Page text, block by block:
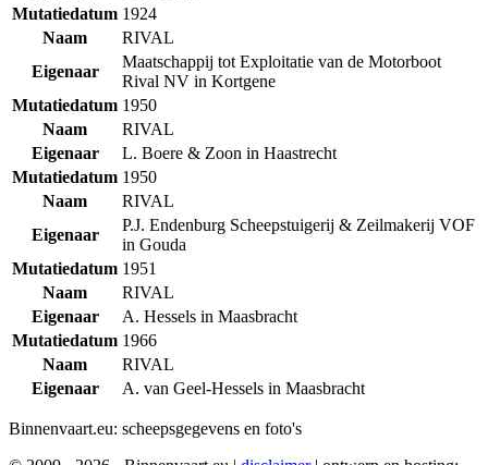
Mutatiedatum 1924
Naam
RIVAL
Eigenaar
Maatschappij tot Exploitatie van de Motorboot
Rival NV in Kortgene
Mutatiedatum 1950
Naam
RIVAL
Eigenaar
L. Boere & Zoon in Haastrecht
Mutatiedatum 1950
Naam
RIVAL
Eigenaar
P.J. Endenburg Scheepstuigerij & Zeilmakerij VOF
in Gouda
Mutatiedatum 1951
Naam
RIVAL
Eigenaar
A. Hessels in Maasbracht
Mutatiedatum 1966
Naam
RIVAL
Eigenaar
A. van Geel-Hessels in Maasbracht
Binnenvaart.eu: scheepsgegevens en foto's